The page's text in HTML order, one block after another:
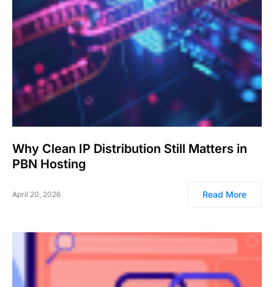
Why Clean IP Distribution Still Matters in
PBN Hosting
April 20, 2026 Read More